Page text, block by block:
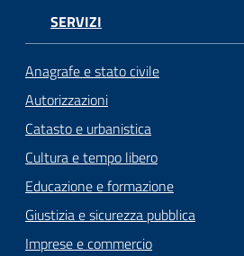
SERVIZI
Anagrafe e stato civile
Autorizzazioni
Catasto e urbanistica
Cultura e tempo libero
Educazione e formazione
Giustizia e sicurezza pubblica
Imprese e commercio